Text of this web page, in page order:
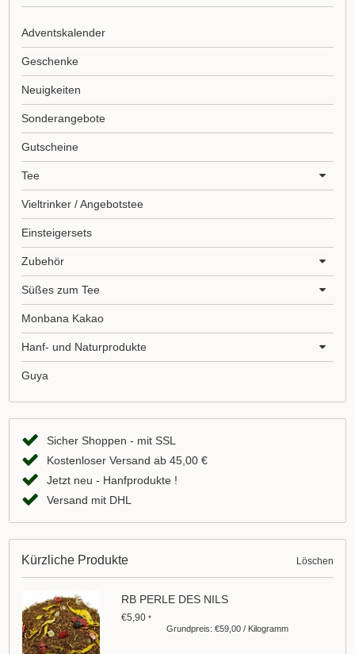
Adventskalender
Geschenke
Neuigkeiten
Sonderangebote
Gutscheine
Tee
Vieltrinker / Angebotstee
Einsteigersets
Zubehör
Süßes zum Tee
Monbana Kakao
Hanf- und Naturprodukte
Guya
Sicher Shoppen - mit SSL
Kostenloser Versand ab 45,00 €
Jetzt neu - Hanfprodukte !
Versand mit DHL
Kürzliche Produkte Löschen
RB PERLE DES NILS
€5,90*
Grundpreis: €59,00 / Kilogramm